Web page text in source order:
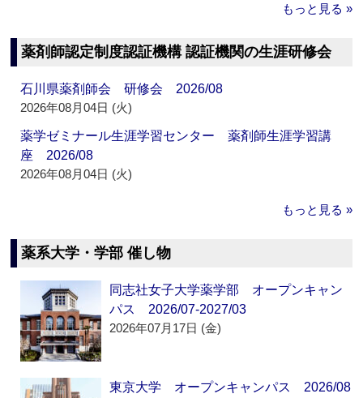
もっと見る »
薬剤師認定制度認証機構 認証機関の生涯研修会
石川県薬剤師会 研修会 2026/08
2026年08月04日 (火)
薬学ゼミナール生涯学習センター 薬剤師生涯学習講
座 2026/08
2026年08月04日 (火)
もっと見る »
薬系大学・学部 催し物
同志社女子大学薬学部 オープンキャン
パス 2026/07-2027/03
2026年07月17日 (金)
東京大学 オープンキャンパス 2026/08